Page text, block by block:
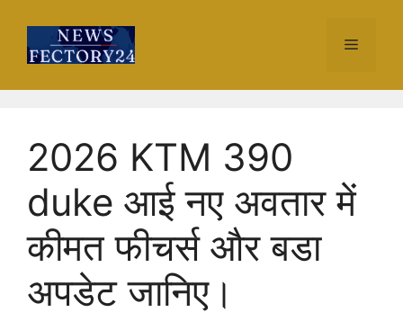
content
Menu
2026 KTM 390
duke आई नए अवतार में
कीमत फीचर्स और बडा
अपडेट जानिए।